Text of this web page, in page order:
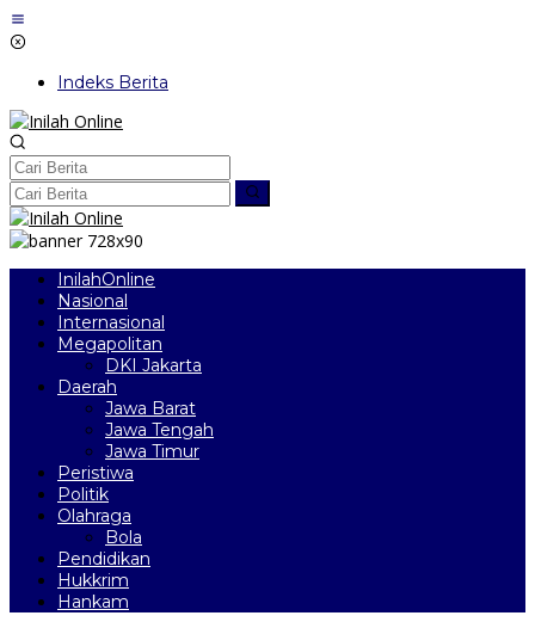
Lewati
ke
Indeks Berita
InilahOnline
Nasional
Internasional
Megapolitan
DKI Jakarta
Daerah
Jawa Barat
Jawa Tengah
Jawa Timur
Peristiwa
Politik
Olahraga
Bola
Pendidikan
Hukkrim
Hankam